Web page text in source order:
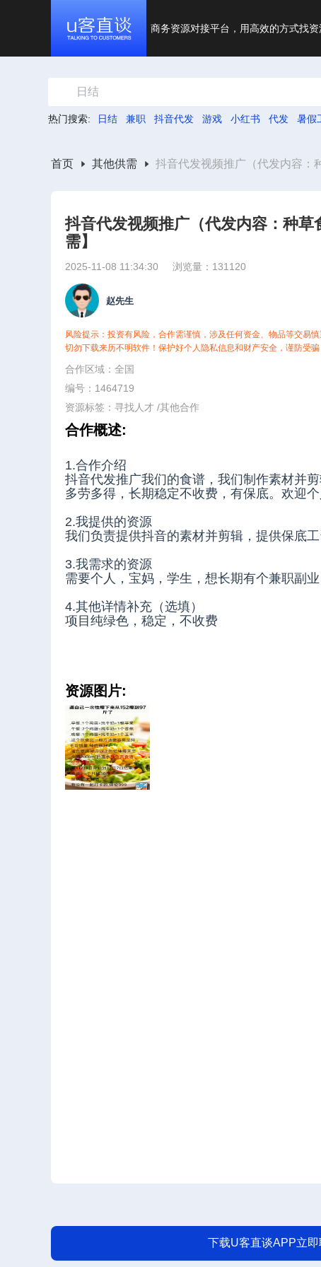
商务资源对接平台，用高效的方式找资
日结
热门搜索: 日结 兼职 抖音代发 游戏 小红书 代发 暑假
首页 其他供需 抖音代发视频推广（代发内容：
抖音代发视频推广（代发内容：种
需】
2025-11-08 11:34:30 浏览量：131120
赵先生
风险提示：投资有风险，合作需谨慎，涉及任何资金、物品等交易慎
切勿下载来历不明软件！保护好个人隐私信息和财产安全，谨防受骗
合作区域：全国
编号：1464719
资源标签： 寻找人才 /其他合作
合作概述:
1.合作介绍
抖音代发推广我们的食谱，我们制作素材并
多劳多得，长期稳定不收费，有保底。欢迎
2.我提供的资源
我们负责提供抖音的素材并剪辑，提供保底
3.我需求的资源
需要个人，宝妈，学生，想长期有个兼职副
4.其他详情补充（选填）
项目纯绿色，稳定，不收费
资源图片:
下载U客直谈APP立即